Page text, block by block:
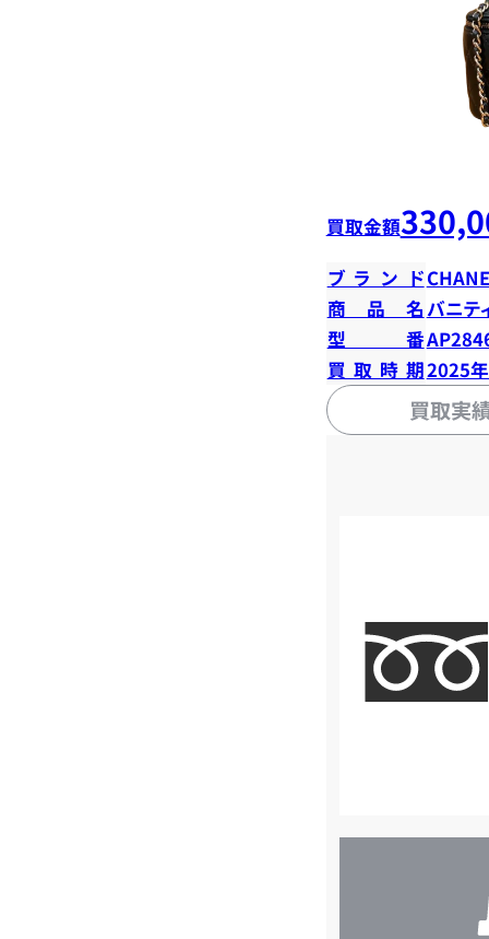
買取金額
ブランド
商品名バニテ
型番
買取時期2025
買取実